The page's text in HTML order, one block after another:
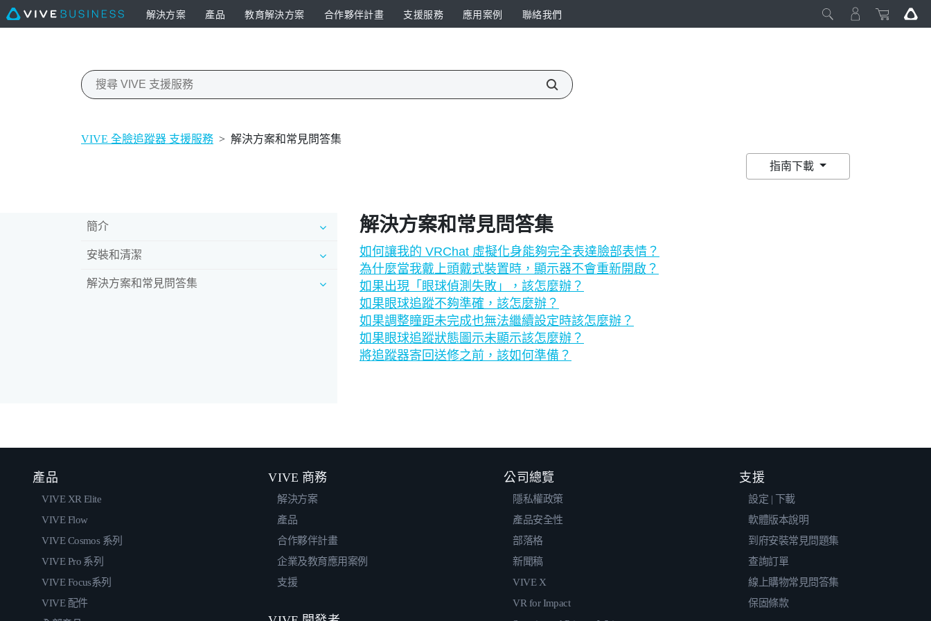
解決方案 產品 教育解決方案 合作夥伴計畫 支援服務 應用案例 聯絡我們
VIVE 全臉追蹤器 支援服務 > 解決方案和常見問答集
指南下載
簡介
安裝和清潔
解決方案和常見問答集
解決方案和常見問答集
如何讓我的 VRChat 虛擬化身能夠完全表達臉部表情？
為什麼當我戴上頭戴式裝置時，顯示器不會重新開啟？
如果出現「眼球偵測失敗」，該怎麼辦？
如果眼球追蹤不夠準確，該怎麼辦？
如果調整瞳距未完成也無法繼續設定時該怎麼辦？
如果眼球追蹤狀態圖示未顯示該怎麼辦？
將追蹤器寄回送修之前，該如何準備？
產品
VIVE XR Elite
VIVE Flow
VIVE Cosmos 系列
VIVE Pro 系列
VIVE Focus系列
VIVE 配件
VIVE 商務
解決方案
產品
合作夥伴計畫
企業及教育應用案例
支援
公司總覽
隱私權政策
產品安全性
部落格
新聞稿
VIVE X
VR for Impact
支援
設定 | 下載
軟體版本說明
到府安裝常見問題集
查詢訂單
線上購物常見問答集
保固條款